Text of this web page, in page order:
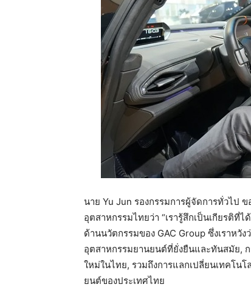
นาย Yu Jun รองกรรมการผู้จัดการทั่วไป
อุตสาหกรรมไทยว่า “เรารู้สึกเป็นเกียรติ
ด้านนวัตกรรมของ GAC Group ซึ่งเราหวั
อุตสาหกรรมยานยนต์ที่ยั่งยืนและทันสมัย,
ใหม่ในไทย, รวมถึงการแลกเปลี่ยนเทคโน
ยนต์ของประเทศไทย